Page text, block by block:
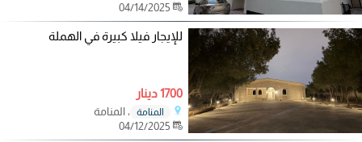
للإيجار فيلا كبيرة في الهملة
1700 دينار
المنامة
، المنامة